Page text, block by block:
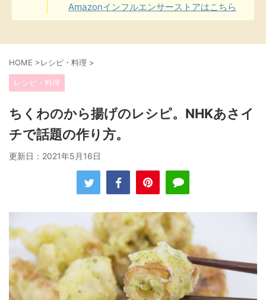
Amazonインフルエンサーストアはこちら
HOME >レシピ・料理 >
レシピ・料理
ちくわのから揚げのレシピ。NHKあさイ
チで話題の作り方。
更新日： 2021年5月16日